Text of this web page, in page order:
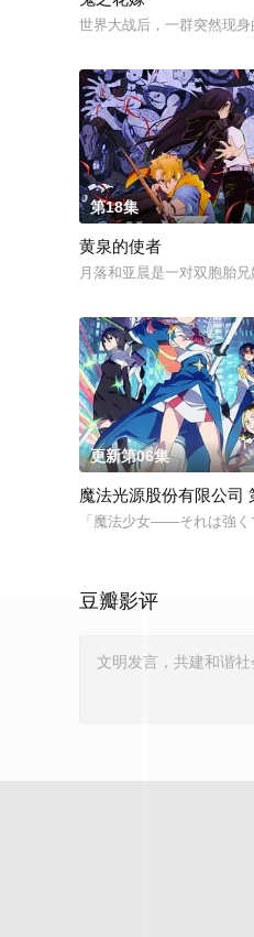
世界大战后，一群突然现
第18集
黄泉的使者
月落和亚晨是一对双胞胎
更新第06集
魔法光源股份有限公司
「魔法少女――それは強く
豆瓣影评